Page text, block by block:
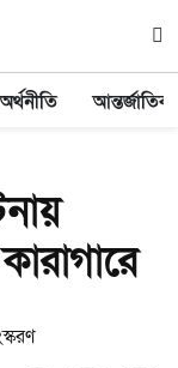
অর্থনীতি আন্তর্জাতিক